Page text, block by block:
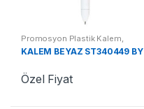
Promosyon Plastik Kalem,
Promosyon Kalemler
KALEM BEYAZ ST340449 BY
Özel Fiyat